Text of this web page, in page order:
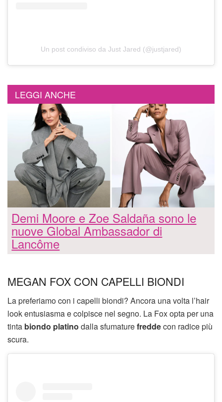
Un post condiviso da Just Jared (@justjared)
LEGGI ANCHE
Demi Moore e Zoe Saldaña sono le
nuove Global Ambassador di
Lancôme
MEGAN FOX CON CAPELLI BIONDI
La preferiamo con i capelli biondi? Ancora una volta l’hair
look entusiasma e colpisce nel segno. La Fox opta per una
tinta biondo platino dalla sfumaturefreddecon radice più
scura.